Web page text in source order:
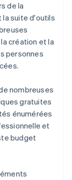
de la
la suite d'outils
création et la
personnes
nombreuses
gratuites
énumérées
et
budget